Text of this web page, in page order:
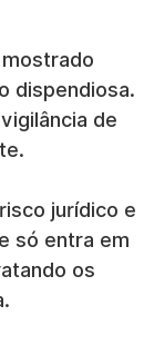
dispendiosa.
de
jurídico e
só entra em
os